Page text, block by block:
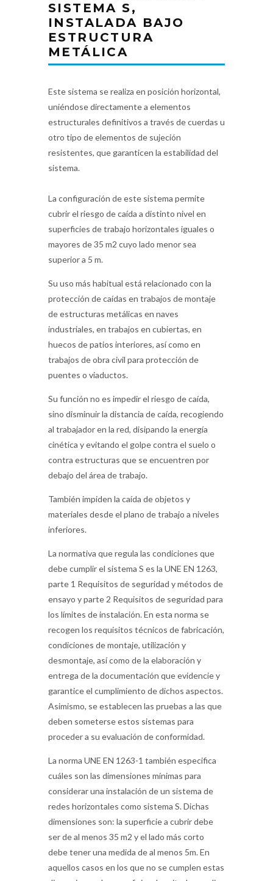
SISTEMA S,
INSTALADA BAJO
ESTRUCTURA
METÁLICA
Este sistema se realiza en posición horizontal,
uniéndose directamente a elementos
estructurales definitivos a través de cuerdas u
otro tipo de elementos de sujeción
resistentes, que garanticen la estabilidad del
sistema.
La configuración de este sistema permite
cubrir el riesgo de caída a distinto nivel en
superficies de trabajo horizontales iguales o
mayores de 35 m2 cuyo lado menor sea
superior a 5 m.
Su uso más habitual está relacionado con la
protección de caídas en trabajos de montaje
de estructuras metálicas en naves
industriales, en trabajos en cubiertas, en
huecos de patios interiores, así como en
trabajos de obra civil para protección de
puentes o viaductos.
Su función no es impedir el riesgo de caída,
sino disminuir la distancia de caída, recogiendo
al trabajador en la red, disipando la energía
cinética y evitando el golpe contra el suelo o
contra estructuras que se encuentren por
debajo del área de trabajo.
También impiden la caída de objetos y
materiales desde el plano de trabajo a niveles
inferiores.
La normativa que regula las condiciones que
debe cumplir el sistema S es la UNE EN 1263,
parte 1 Requisitos de seguridad y métodos de
ensayo y parte 2 Requisitos de seguridad para
los límites de instalación. En esta norma se
recogen los requisitos técnicos de fabricación,
condiciones de montaje, utilización y
desmontaje, así como de la elaboración y
entrega de la documentación que evidencie y
garantice el cumplimiento de dichos aspectos.
Asimismo, se establecen las pruebas a las que
deben someterse estos sistemas para
proceder a su evaluación de conformidad.
La norma UNE EN 1263-1 también especifica
cuáles son las dimensiones mínimas para
considerar una instalación de un sistema de
redes horizontales como sistema S. Dichas
dimensiones son: la superficie a cubrir debe
ser de al menos 35 m2 y el lado más corto
debe tener una medida de al menos 5m. En
aquellos casos en los que no se cumplen estas